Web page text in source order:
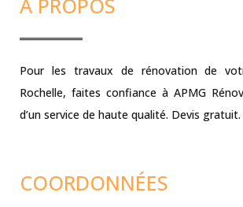
À PROPOS
Pour les travaux de rénovation de
Rochelle, faites confiance à APMG
d’un service de haute qualité. Devis gratuit.
COORDONNÉES